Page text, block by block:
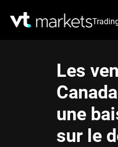
Les
une
sur le